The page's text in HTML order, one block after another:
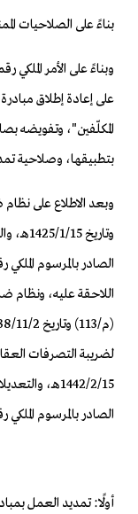
بناءً على الصلاحيات
على إعادة إطلاق
المكلّفين"، وتفويضه
بتطبيقها، وصلاحية
وتاريخ
اللاحقة عليه، ونظام
1442/2/15هـ،
الصادر بالمرسوم الملكي رقم (م/84)
أولًا: تمديد العمل